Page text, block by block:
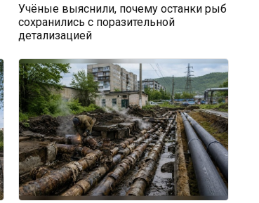
Учёные выяснили, почему останки рыб
сохранились с поразительной
детализацией